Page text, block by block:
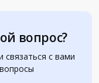
вопрос?
с вами